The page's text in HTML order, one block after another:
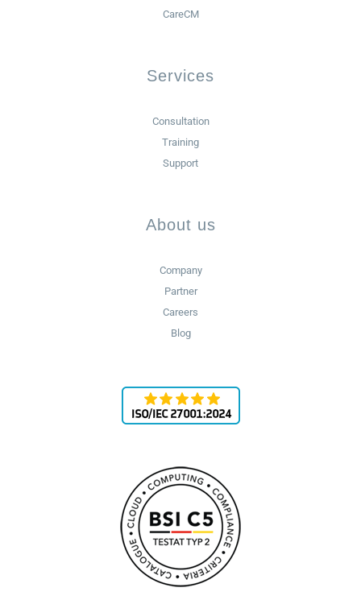
CareCM
Services
Consultation
Training
Support
About us
Company
Partner
Careers
Blog